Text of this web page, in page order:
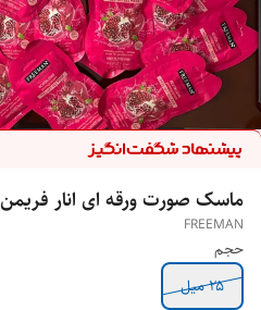
ماسک صورت ورقه ای انار فریمن
FREEMAN
حجم
۲۵ میل